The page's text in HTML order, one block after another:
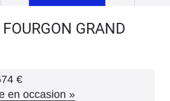
FOURGON GRAND
€
en occasion »